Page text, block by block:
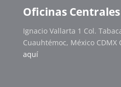
Oficinas Centrales
Ignacio Vallarta 1 Col.
Cuauhtémoc, México CDMX
aquí